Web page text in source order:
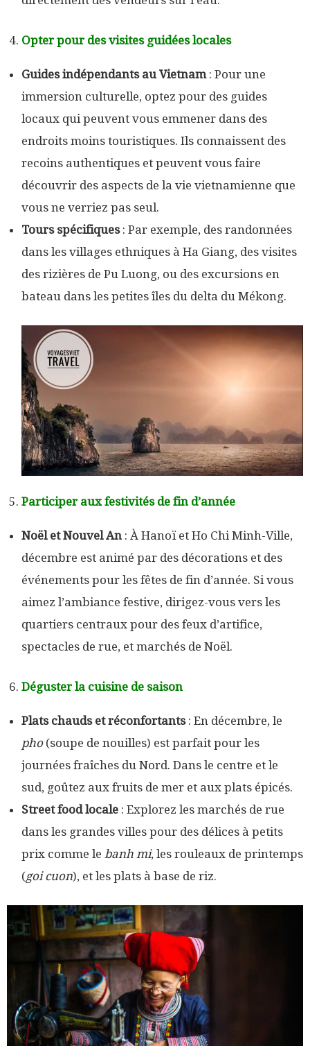
Opter pour des visites guidées locales
Guides indépendants au Vietnam: Pour une
immersion culturelle, optez pour des guides
locaux qui peuvent vous emmener dans des
endroits moins touristiques. Ils connaissent des
recoins authentiques et peuvent vous faire
découvrir des aspects de la vie vietnamienne que
vous ne verriez pas seul.
Tours spécifiques: Par exemple, des randonnées
dans les villages ethniques à Ha Giang, des visites
des rizières de Pu Luong, ou des excursions en
bateau dans les petites îles du delta du Mékong.
Participer aux festivités de fin d’année
Noël et Nouvel An : À Hanoï et Ho Chi Minh-Ville,
décembre est animé par des décorations et des
événements pour les fêtes de fin d’année. Si vous
aimez l’ambiance festive, dirigez-vous vers les
quartiers centraux pour des feux d’artifice,
spectacles de rue, et marchés de Noël.
Déguster la cuisine de saison
Plats chauds et réconfortants: En décembre, le
pho(soupe de nouilles) est parfait pour les
journées fraîches du Nord. Dans le centre et le
sud, goûtez aux fruits de mer et aux plats épicés.
Street food locale : Explorez les marchés de rue
dans les grandes villes pour des délices à petits
prix comme le banh mi, les rouleaux de printemps
(goi cuon), et les plats à base de riz.